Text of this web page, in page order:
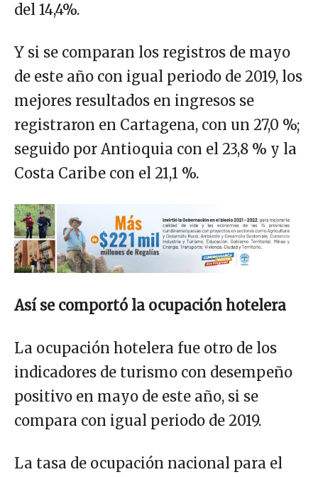
del 14,4%.
Y si se comparan los registros de mayo
de este año con igual periodo de 2019, los
mejores resultados en ingresos se
registraron en Cartagena, con un 27,0 %;
seguido por Antioquia con el 23,8 % y la
Costa Caribe con el 21,1 %.
Así se comportó la ocupación hotelera
La ocupación hotelera fue otro de los
indicadores de turismo con desempeño
positivo en mayo de este año, si se
compara con igual periodo de 2019.
La tasa de ocupación nacional para el